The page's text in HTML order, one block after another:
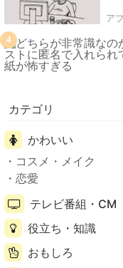
ア
4
カテゴリ
かわいい
コスメ・メイク
恋愛
テレビ番組・CM
役立ち・知識
おもしろ